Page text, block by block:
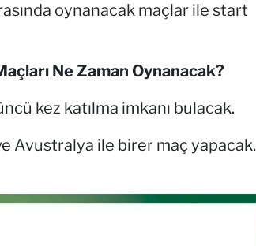
oynanacak maçlar ile start
Ne Zaman Oynanacak?
kez katılma imkanı bulacak.
Avustralya ile birer maç yapacak.